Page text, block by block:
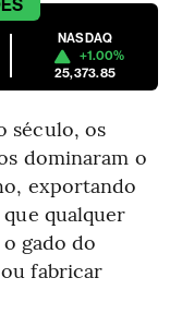
NASDAQ
+1.00%
25,373.85
século, os
dominaram o
exportando
qualquer
gado do
fabricar